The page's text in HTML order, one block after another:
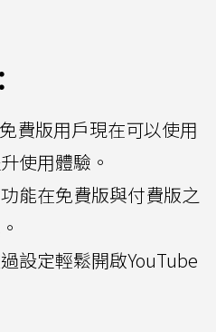
費版用戶現在可以使用
使用體驗。
能在免費版與付費版之
設定輕鬆開啟YouTube